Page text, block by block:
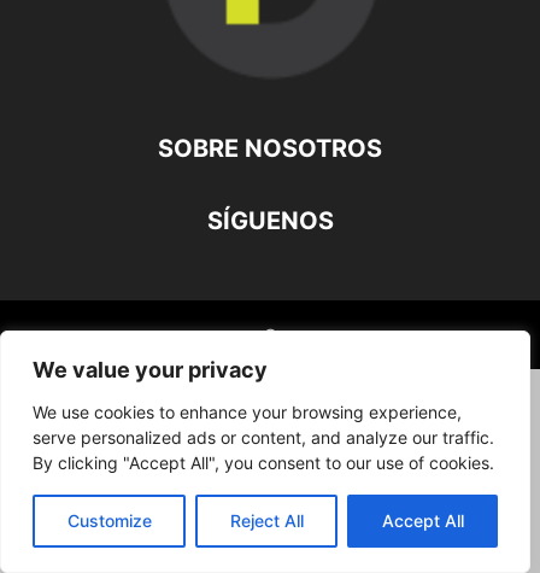
We value your privacy
We use cookies to enhance your browsing experience,
serve personalized ads or content, and analyze our traffic.
By clicking "Accept All", you consent to our use of cookies.
Customize Reject All Accept All
SOBRE NOSOTROS
SÍGUENOS
©